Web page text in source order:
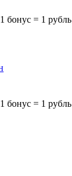
1 бонус = 1 рубль
1 бонус = 1 рубль